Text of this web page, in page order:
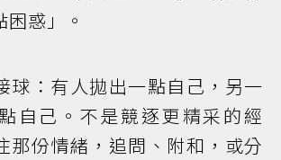
惑」。
球：有人拋出一點自己，另一
自己。不是競逐更精采的經
那份情緒，追問、附和，或分